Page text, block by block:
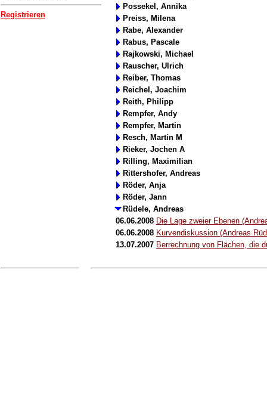
Registrieren
Possekel, Annika
Preiss, Milena
Rabe, Alexander
Rabus, Pascale
Rajkowski, Michael
Rauscher, Ulrich
Reiber, Thomas
Reichel, Joachim
Reith, Philipp
Rempfer, Andy
Rempfer, Martin
Resch, Martin M
Rieker, Jochen A
Rilling, Maximilian
Rittershofer, Andreas
Röder, Anja
Röder, Jann
Rüdele, Andreas
06.06.2008 Die Lage zweier Ebenen
06.06.2008 Kurvendiskussion (Andreas
13.07.2007 Berrechnung von Flächen, die